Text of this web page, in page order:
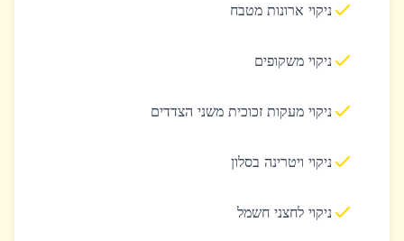
ניקוי ארונות מטבח
ניקוי משקופים
ניקוי מעקות זכוכית משני הצדדים
ניקוי ויטרינה בסלון
ניקוי לחצני חשמל